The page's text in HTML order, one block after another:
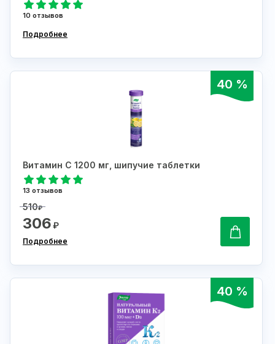
10 отзывов
Подробнее
40 %
Витамин С 1200 мг, шипучие таблетки
13 отзывов
510₽
306₽
Подробнее
40 %